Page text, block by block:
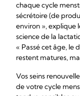
chaque cycle
sécrétoire (de
environ », explique
science de la
« Passé cet âge, le
restent matures,
Vos seins
de votre cycle